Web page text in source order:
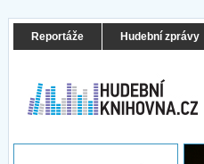
Reportáže Hudební zprávy